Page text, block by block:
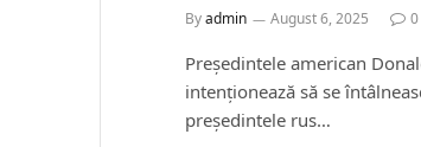
Byadmin August 6, 2025 0
Președintele american
intenționează să se
președintele rus…